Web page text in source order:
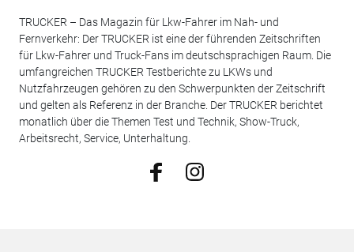
TRUCKER – Das Magazin für Lkw-Fahrer im Nah- und
Fernverkehr: Der TRUCKER ist eine der führenden Zeitschriften
für Lkw-Fahrer und Truck-Fans im deutschsprachigen Raum. Die
umfangreichen TRUCKER Testberichte zu LKWs und
Nutzfahrzeugen gehören zu den Schwerpunkten der Zeitschrift
und gelten als Referenz in der Branche. Der TRUCKER berichtet
monatlich über die Themen Test und Technik, Show-Truck,
Arbeitsrecht, Service, Unterhaltung.